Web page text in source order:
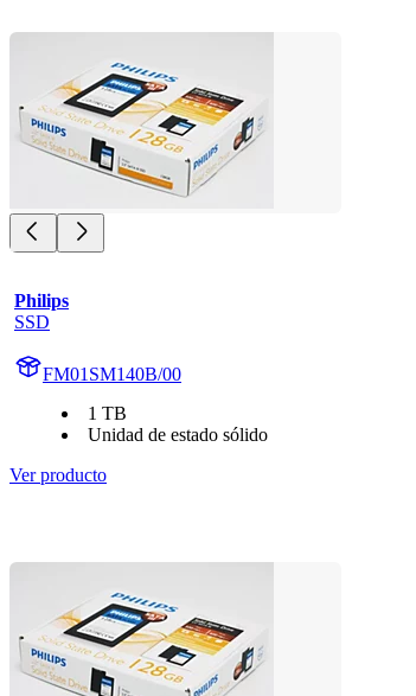
Philips
SSD
FM01SM140B/00
1 TB
Unidad de estado sólido
Ver producto